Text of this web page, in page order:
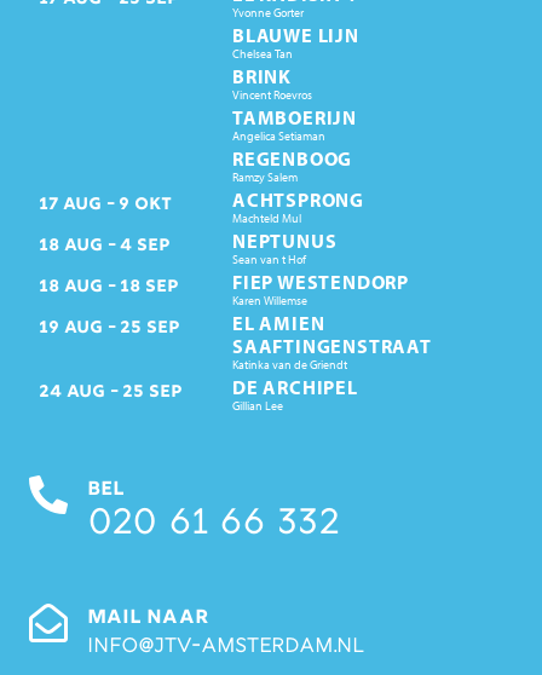
Yvonne Gorter
BLAUWE LIJN
Chelsea Tan
BRINK
Vincent Roevros
TAMBOERIJN
Angelica Setiaman
REGENBOOG
Ramzy Salem
17 AUG 9 OKT ACHTSPRONG
Machteld Mul
18 AUG 4 SEP NEPTUNUS
Sean van t Hof
18 AUG 18 SEP FIEP WESTENDORP
Karen Willemse
19 AUG 25 SEP
EL AMIEN
SAAFTINGENSTRAAT
Katinka van de Griendt
24 AUG 25 SEP DE ARCHIPEL
Gillian Lee
BEL
020 61 66 332
MAIL NAAR
info@jtv-amsterdam.nl